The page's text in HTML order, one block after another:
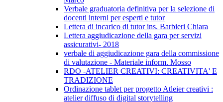
Verbale graduatoria definitiva per la selezione di
docenti interni per esperti e tutor
Lettera di incarico di tutor ins. Barbieri Chiara
Lettera aggiudicazione della gara per servizi
assicurativi- 2018
verbale di aggiudicazione gara della commissione
di valutazione - Materiale inform. Mosso
RDO -ATELIER CREATIVI: CREATIVITA' E
TRADIZIONE
Ordinazione tablet per progetto Atleier creativi :
atelier diffuso di digital storytelling